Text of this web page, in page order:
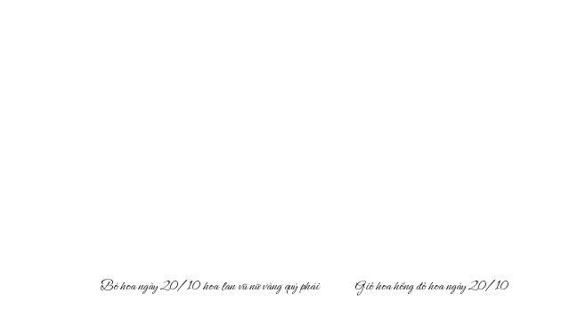
Bó hoa ngày 20/10 hoa lan vũ nữ vàng quý phái Giỏ hoa hồng đỏ hoa ngày 20/10